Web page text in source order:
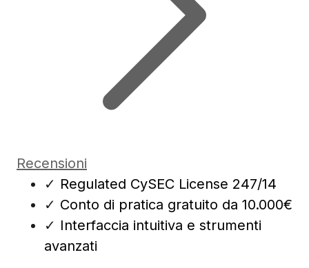
Recensioni
✓ Regulated CySEC License 247/14
✓ Conto di pratica gratuito da 10.000€
✓ Interfaccia intuitiva e strumenti
avanzati